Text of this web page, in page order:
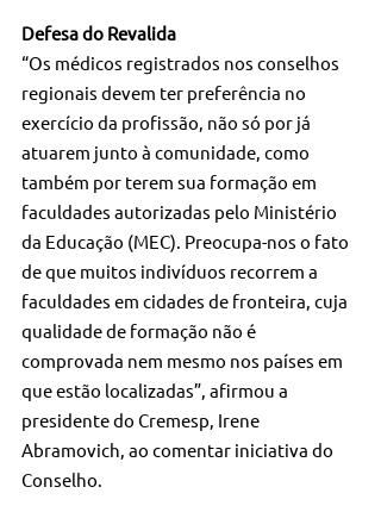
Defesa do Revalida
“Os médicos registrados nos conselhos
regionais devem ter preferência no
exercício da profissão, não só por já
atuarem junto à comunidade, como
também por terem sua formação em
faculdades autorizadas pelo Ministério
da Educação (MEC). Preocupa-nos o fato
de que muitos indivíduos recorrem a
faculdades em cidades de fronteira, cuja
qualidade de formação não é
comprovada nem mesmo nos países em
que estão localizadas”, afirmou a
presidente do Cremesp, Irene
Abramovich, ao comentar iniciativa do
Conselho.